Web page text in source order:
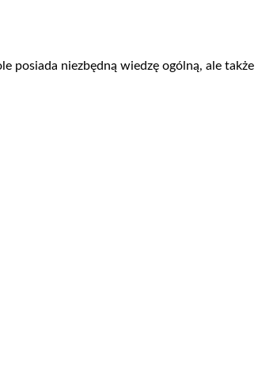
posiada niezbędną wiedzę ogólną, ale także